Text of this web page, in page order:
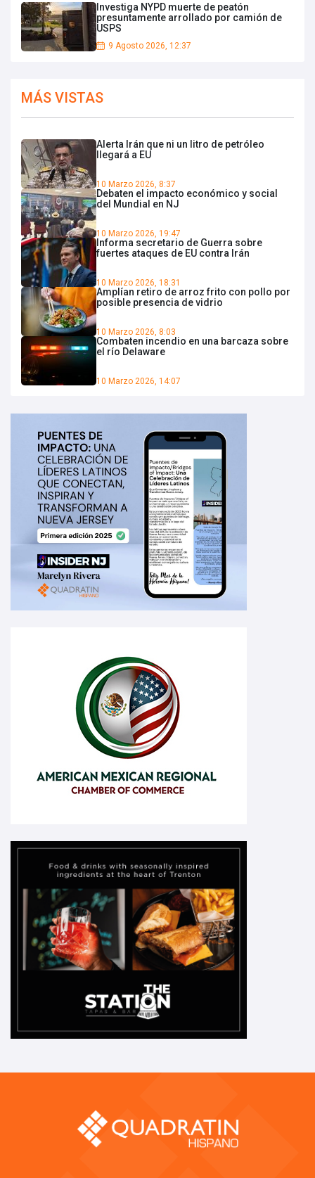
Investiga NYPD muerte de peatón
presuntamente arrollado por camión de
USPS
9 Agosto 2026, 12:37
MÁS VISTAS
Alerta Irán que ni un litro de petróleo
llegará a EU
10 Marzo 2026, 8:37
Debaten el impacto económico y social
del Mundial en NJ
10 Marzo 2026, 19:47
Informa secretario de Guerra sobre
fuertes ataques de EU contra Irán
10 Marzo 2026, 18:31
Amplían retiro de arroz frito con pollo por
posible presencia de vidrio
10 Marzo 2026, 8:03
Combaten incendio en una barcaza sobre
el río Delaware
10 Marzo 2026, 14:07